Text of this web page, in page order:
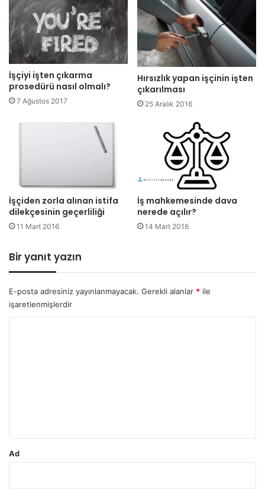
İşçiyi işten çıkarma
prosedürü nasıl olmalı?
7 Ağustos 2017
Hırsızlık yapan işçinin işten
çıkarılması
25 Aralık 2016
İşçiden zorla alınan istifa
dilekçesinin geçerliliği
11 Mart 2016
İş mahkemesinde dava
nerede açılır?
14 Mart 2016
Bir yanıt yazın
E-posta adresiniz yayınlanmayacak. Gerekli alanlar * ile
işaretlenmişlerdir
Ad